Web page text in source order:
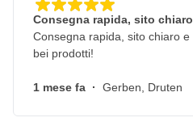
Consegna rapida, sito chiaro
Consegna rapida, sito chiaro e
bei prodotti!
1 mese fa · Gerben, Druten